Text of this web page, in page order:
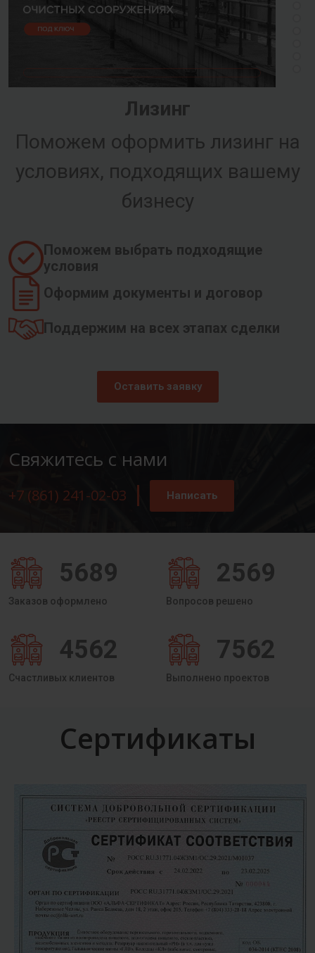
Лизинг
Поможем оформить лизинг на
условиях, подходящих вашему
бизнесу
Поможем выбрать подходящие
условия
Оформим документы и договор
Поддержим на всех этапах сделки
Оставить заявку
Свяжитесь с нами
+7 (861) 241-02-03 Написать
5689
Заказов оформлено
2569
Вопросов решено
4562
Счастливых клиентов
7562
Выполнено проектов
Сертификаты